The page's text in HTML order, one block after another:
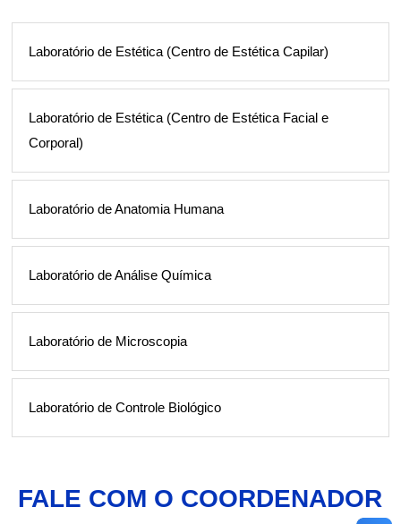
Laboratório de Estética (Centro de Estética Capilar)
Laboratório de Estética (Centro de Estética Facial e
Corporal)
Laboratório de Anatomia Humana
Laboratório de Análise Química
Laboratório de Microscopia
Laboratório de Controle Biológico
FALE COM O COORDENADOR